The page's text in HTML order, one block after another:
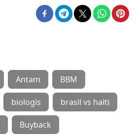
Antam BBM
biologis brasil vs haiti
Buyback